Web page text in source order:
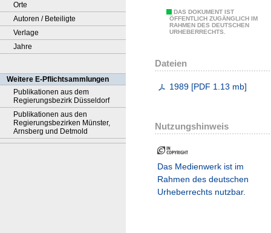
Orte
Autoren / Beteiligte
Verlage
Jahre
Weitere E-Pflichtsammlungen
Publikationen aus dem
Regierungsbezirk Düsseldorf
Publikationen aus den
Regierungsbezirken Münster,
Arnsberg und Detmold
DAS DOKUMENT IST
ÖFFENTLICH ZUGÄNGLICH IM
RAHMEN DES DEUTSCHEN
URHEBERRECHTS.
Dateien
1989 [PDF 1.13 mb]
Nutzungshinweis
Das Medienwerk ist im
Rahmen des deutschen
Urheberrechts nutzbar.